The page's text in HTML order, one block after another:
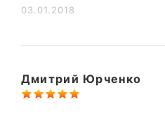
03.01.2018
Дмитрий Юрченко